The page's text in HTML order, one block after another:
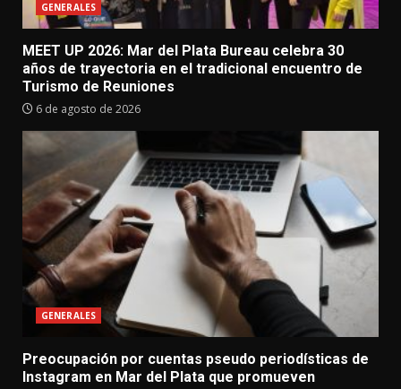
GENERALES
MEET UP 2026: Mar del Plata Bureau celebra 30
años de trayectoria en el tradicional encuentro de
Turismo de Reuniones
6 de agosto de 2026
GENERALES
Preocupación por cuentas pseudo periodísticas de
Instagram en Mar del Plata que promueven